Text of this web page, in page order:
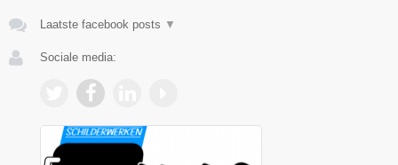
Laatste facebook posts ▼
Sociale media: